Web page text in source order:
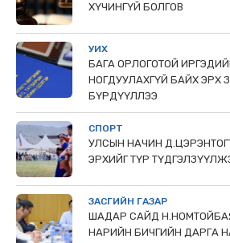
ХҮЧИНГҮЙ БОЛГОВ
УИХ
БАГА ОРЛОГОТОЙ
НОГДУУЛАХГҮЙ БАЙХ ЭРХ
БҮРДҮҮЛЛЭЭ
СПОРТ
УЛСЫН НАЧИН
ЭРХИЙГ ТҮР
ЗАСГИЙН ГАЗАР
ШАДАР САЙД
НАРИЙН БИЧГИЙН ДАРГА